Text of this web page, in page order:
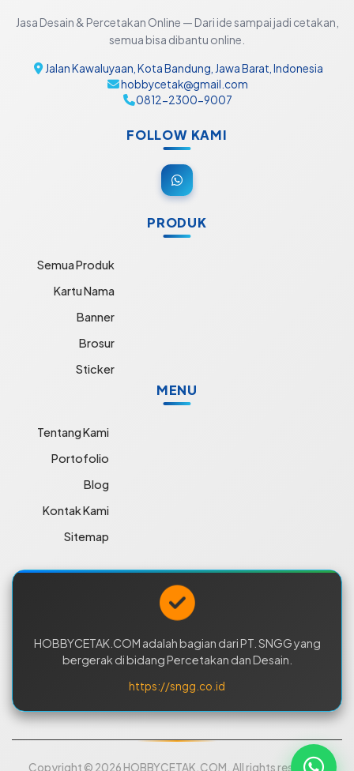
Jasa Desain & Percetakan Online — Dari ide sampai jadi cetakan,
semua bisa dibantu online.
Jalan Kawaluyaan, Kota Bandung, Jawa Barat, Indonesia
hobbycetak@gmail.com
0812-2300-9007
FOLLOW KAMI
PRODUK
Semua Produk
Kartu Nama
Banner
Brosur
Sticker
MENU
Tentang Kami
Portofolio
Blog
Kontak Kami
Sitemap
HOBBYCETAK.COM adalah bagian dari PT. SNGG yang
bergerak di bidang Percetakan dan Desain.
https://sngg.co.id
Copyright © 2026 HOBBYCETAK.COM. All rights reserved.